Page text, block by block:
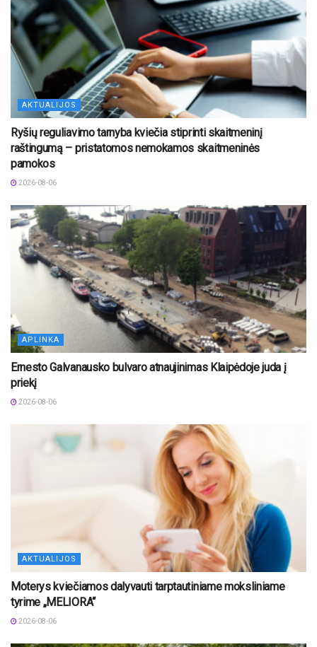
AKTUALIJOS
Ryšių reguliavimo tarnyba kviečia stiprinti skaitmeninį
raštingumą – pristatomos nemokamos skaitmeninės
pamokos
2026-08-06
APLINKA
Ernesto Galvanausko bulvaro atnaujinimas Klaipėdoje juda į
priekį
2026-08-06
AKTUALIJOS
Moterys kviečiamos dalyvauti tarptautiniame moksliniame
tyrime „MELIORA“
2026-08-06